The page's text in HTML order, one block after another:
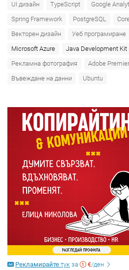
UI дизайн
TypeScript Google
Spring Framework
PostgreSQL
Векторен дизайн
Уеб програмиране
Microsoft Azure‎
Java Development Kit
Рекламна фотография
Adobe
Въвеждане на данни
Ubuntu
Рекламирайте тук за €/ден